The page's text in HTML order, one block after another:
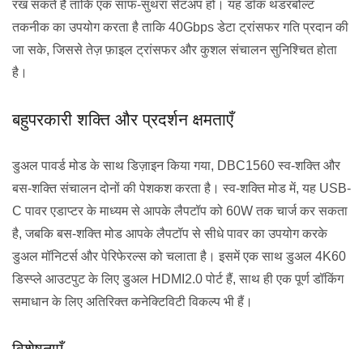
रख सकते हैं ताकि एक साफ-सुथरा सेटअप हो। यह डॉक थंडरबोल्ट
तकनीक का उपयोग करता है ताकि 40Gbps डेटा ट्रांसफर गति प्रदान की
जा सके, जिससे तेज़ फ़ाइल ट्रांसफर और कुशल संचालन सुनिश्चित होता
है।
बहुपरकारी शक्ति और प्रदर्शन क्षमताएँ
डुअल पावर्ड मोड के साथ डिज़ाइन किया गया, DBC1560 स्व-शक्ति और
बस-शक्ति संचालन दोनों की पेशकश करता है। स्व-शक्ति मोड में, यह USB-
C पावर एडाप्टर के माध्यम से आपके लैपटॉप को 60W तक चार्ज कर सकता
है, जबकि बस-शक्ति मोड आपके लैपटॉप से सीधे पावर का उपयोग करके
डुअल मॉनिटर्स और पेरिफेरल्स को चलाता है। इसमें एक साथ डुअल 4K60
डिस्प्ले आउटपुट के लिए डुअल HDMI2.0 पोर्ट हैं, साथ ही एक पूर्ण डॉकिंग
समाधान के लिए अतिरिक्त कनेक्टिविटी विकल्प भी हैं।